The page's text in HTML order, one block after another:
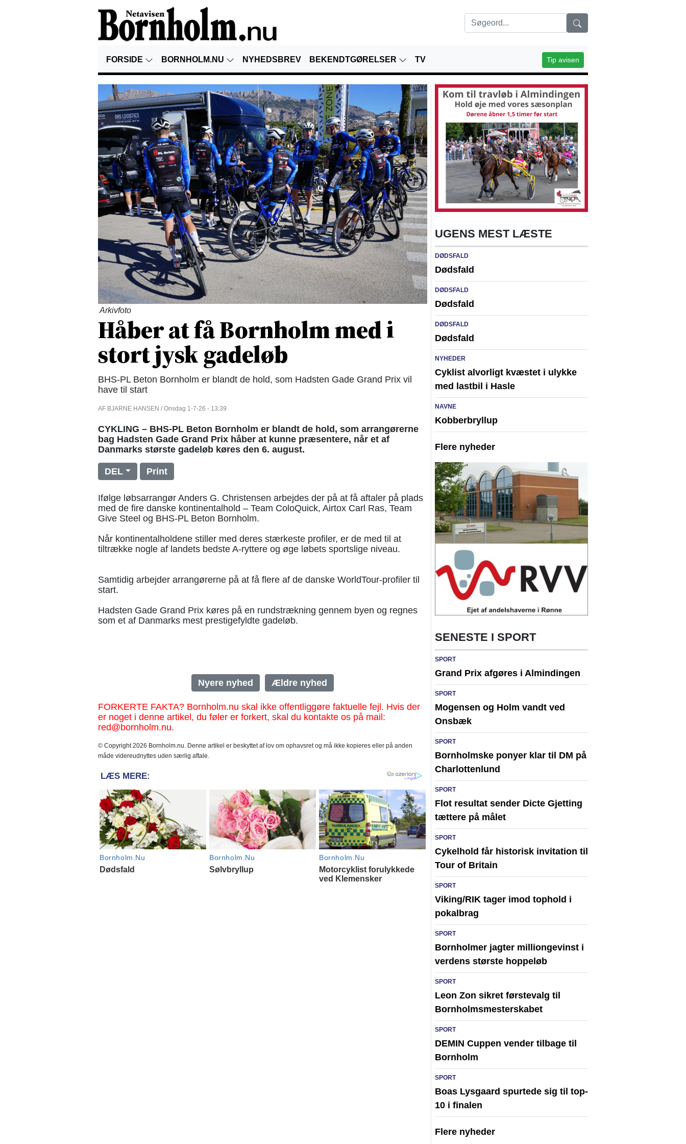
FORSIDE BORNHOLM.NU NYHEDSBREV BEKENDTGØRELSER TV Tip avisen
Arkivfoto
Håber at få Bornholm med i
stort jysk gadeløb
BHS-PL Beton Bornholm er blandt de hold, som Hadsten Gade Grand Prix vil
have til start
AF BJARNE HANSEN / Onsdag 1-7-26 - 13:39
CYKLING – BHS-PL Beton Bornholm er blandt de hold, som arrangørerne
bag Hadsten Gade Grand Prix håber at kunne præsentere, når et af
Danmarks største gadeløb køres den 6. august.
DEL Print
Ifølge løbsarrangør Anders G. Christensen arbejdes der på at få aftaler på plads
med de fire danske kontinentalhold – Team ColoQuick, Airtox Carl Ras, Team
Give Steel og BHS-PL Beton Bornholm.
Når kontinentalholdene stiller med deres stærkeste profiler, er de med til at
tiltrække nogle af landets bedste A-ryttere og øge løbets sportslige niveau.
Samtidig arbejder arrangørerne på at få flere af de danske WorldTour-profiler til
start.
Hadsten Gade Grand Prix køres på en rundstrækning gennem byen og regnes
som et af Danmarks mest prestigefyldte gadeløb.
Nyere nyhed Ældre nyhed
FORKERTE FAKTA? Bornholm.nu skal ikke offentliggøre faktuelle fejl. Hvis der
er noget i denne artikel, du føler er forkert, skal du kontakte os på mail:
red@bornholm.nu.
© Copyright 2026 Bornholm.nu. Denne artikel er beskyttet af lov om ophavsret og må ikke kopieres eller på anden
måde videreudnyttes uden særlig aftale.
UGENS MEST LÆSTE
DØDSFALD
Dødsfald
DØDSFALD
Dødsfald
DØDSFALD
Dødsfald
NYHEDER
Cyklist alvorligt kvæstet i ulykke
med lastbil i Hasle
NAVNE
Kobberbryllup
Flere nyheder
SENESTE I SPORT
SPORT
Grand Prix afgøres i Almindingen
SPORT
Mogensen og Holm vandt ved
Onsbæk
SPORT
Bornholmske ponyer klar til DM på
Charlottenlund
SPORT
Flot resultat sender Dicte Gjetting
tættere på målet
SPORT
Cykelhold får historisk invitation til
Tour of Britain
SPORT
Viking/RIK tager imod tophold i
pokalbrag
SPORT
Bornholmer jagter milliongevinst i
verdens største hoppeløb
SPORT
Leon Zon sikret førstevalg til
Bornholmsmesterskabet
SPORT
DEMIN Cuppen vender tilbage til
Bornholm
SPORT
Boas Lysgaard spurtede sig til top-
10 i finalen
Flere nyheder